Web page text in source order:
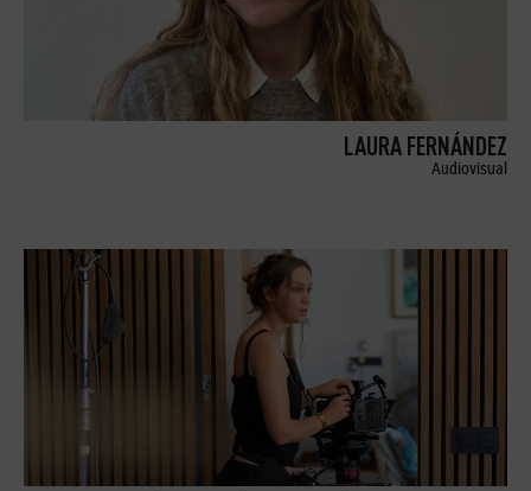
LAURA FERNÁNDEZ
Audiovisual